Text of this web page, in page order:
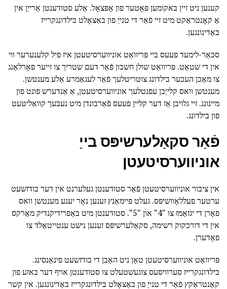
קענען ניט זיין באקומען פּאָטער פון אָפּצאָל. אַלע סטודענטן אַרייַן אין
אַ קאָנטראַקט מיט זיי פֿאַר די טנייַ פון באַצאָלט בילדונגקרייז
באַדינונגען.
סכאַר-לימעד פעעס ביי פּריוואַט אוניווערסיטעטן איז פיל קלענערער ווי
אין די שטאַט. פּריוואַט שולן חשבון פֿאַר דעם שטריך צו זייער פאַרלאַנג
צו מאַכן העכער בילדונג צוטריטלעך פֿאַר לעגאַמרע אַלע מענטשן.
מענטשן וואס קלייַבן עפנטלעך אוניווערסיטעטן, אַ אַנדערש פונט פון
מיינונג. זיי גלויבן אַז דער קליין פעעס פֿאַרבונדן מיט נעבעך קוואַליטעט
פון בילדונג.
פֿאַר סקאַלערשיפּס בייַ
אוניווערסיטעטן
אין ציבור אוניווערסיטעטן פֿאַר סטודענטן געלערנט אין דער בודזשעט
ערטער פעללאָוושיפּס. געלט פּיימאַנץ זענען נאָר יענע מענטשן וואס
פאָרן די יגזאַמז צו "4" און "5". סטודענטן מיט באַפרידיקנדיק מאַרקס
אין די דורכקוק רשימה, סקאַלערשיפּס זענען נישט ענטייטאַלד צו
פאָדערן.
פּריוואַט אוניווערסיטעטן טאָן ניט האָבן די בודזשעט פינאַנסינג.
בילדונגקרייז סערוויסעס צוגעשטעלט צו סטודענטן אויף דער באזע פון
קאַנטראַקץ פֿאַר די טנייַ פון באַצאָלט בילדונגקרייז באַדינונגען. אין קשר